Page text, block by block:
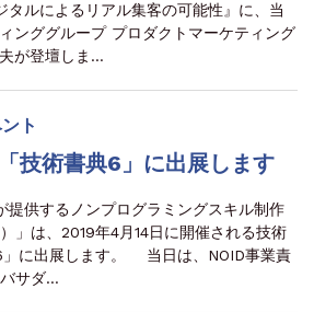
タルによるリアル集客の可能性』に、当
ンググループ プロダクトマーケティング
が登壇しま…
ト
技術書典6」に出展します
供するノンプログラミングスキル制作
」は、2019年4月14日に開催される技術
」に出展します。 当日は、NOID事業責
サダ…